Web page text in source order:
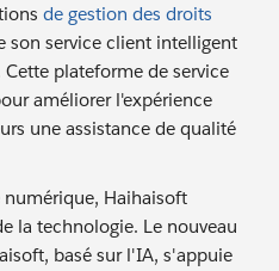
de gestion des droits
son service client intelligent
plateforme de service
améliorer l'expérience
une assistance de qualité
numérique, Haihaisoft
la technologie. Le nouveau
basé sur l'IA, s'appuie